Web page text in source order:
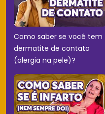
Como saber se você tem
dermatite de contato
(alergia na pele)?